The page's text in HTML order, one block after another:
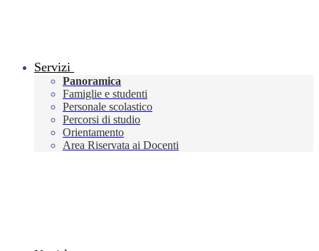
Servizi
Panoramica
Famiglie e studenti
Personale scolastico
Percorsi di studio
Orientamento
Area Riservata ai Docenti